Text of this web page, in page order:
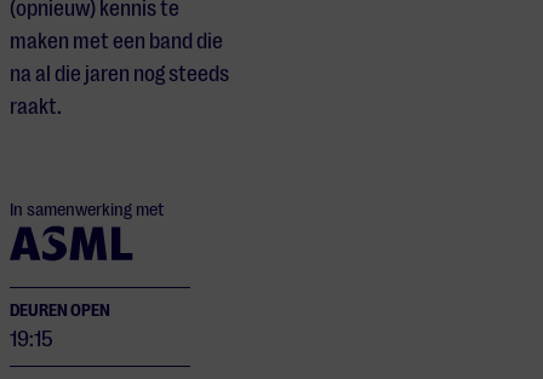
(opnieuw) kennis te
maken met een band die
na al die jaren nog steeds
raakt.
In samenwerking met
DEUREN OPEN
19:15